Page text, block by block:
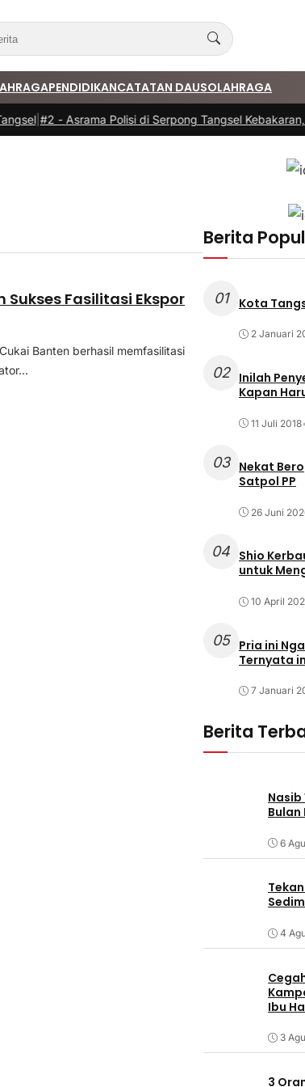
PENDIDIKANCATATAN DAUSOLAHRAGA
|#2 - Asrama Polisi di Serpong Tangsel Kebakaran,
Sukses Fasilitasi Ekspor
Banten berhasil memfasilitasi
Berita
01 Kota
2 Januari
02
Inilah
Kapan
11 Juli 2018•
03
Nekat
Satpol PP
26 Juni
04 Shio
untuk
10 April
05
Pria ini
Ternyata
7 Januari
Berita
6
4
Ibu
3
3